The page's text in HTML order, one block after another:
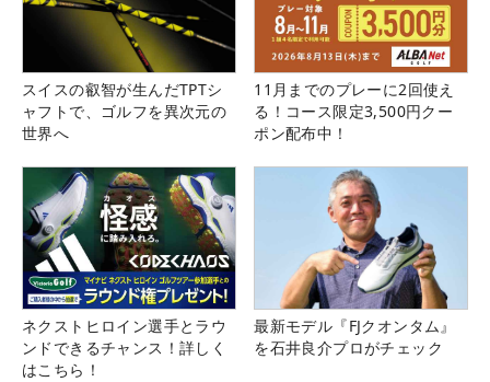
スイスの叡智が生んだTPTシ
ャフトで、ゴルフを異次元の
世界へ
11月までのプレーに2回使え
る！コース限定3,500円クー
ポン配布中！
ネクストヒロイン選手とラウ
ンドできるチャンス！詳しく
はこちら！
最新モデル『FJクオンタム』
を石井良介プロがチェック